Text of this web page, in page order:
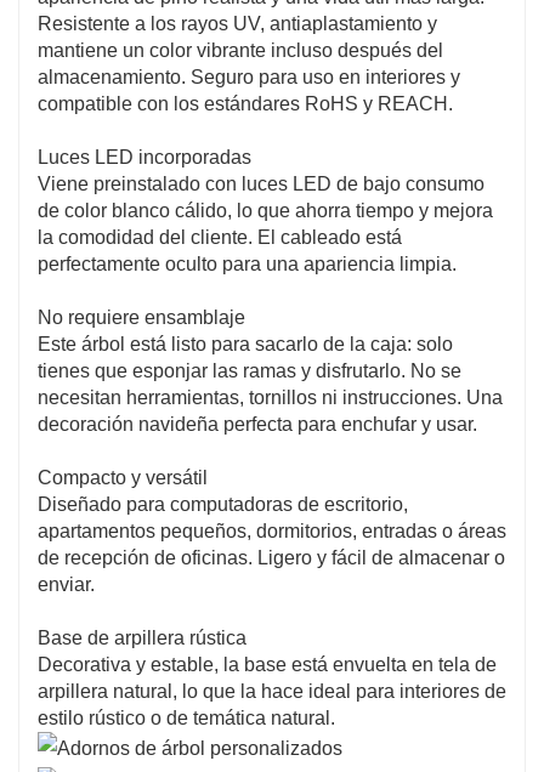
Resistente a los rayos UV, antiaplastamiento y
mantiene un color vibrante incluso después del
almacenamiento. Seguro para uso en interiores y
compatible con los estándares RoHS y REACH.
Luces LED incorporadas
Viene preinstalado con luces LED de bajo consumo
de color blanco cálido, lo que ahorra tiempo y mejora
la comodidad del cliente. El cableado está
perfectamente oculto para una apariencia limpia.
No requiere ensamblaje
Este árbol está listo para sacarlo de la caja: solo
tienes que esponjar las ramas y disfrutarlo. No se
necesitan herramientas, tornillos ni instrucciones. Una
decoración navideña perfecta para enchufar y usar.
Compacto y versátil
Diseñado para computadoras de escritorio,
apartamentos pequeños, dormitorios, entradas o áreas
de recepción de oficinas. Ligero y fácil de almacenar o
enviar.
Base de arpillera rústica
Decorativa y estable, la base está envuelta en tela de
arpillera natural, lo que la hace ideal para interiores de
estilo rústico o de temática natural.